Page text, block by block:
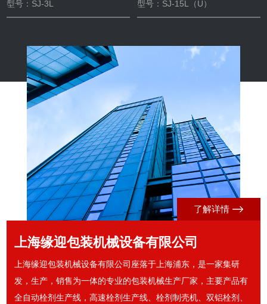
型号：SJ-3L 型号：SJ-15L（U）
了解详情
上海缘迎包装机械设备有限公司
上海缘迎包装机械设备有限公司座落于上海浦东，是一家集研
发，生产，销售为一体的专业的包装机械生产厂家，主要产品有
全自动栓剂生产线，高速栓剂生产线、栓剂制壳机、双铝栓剂、